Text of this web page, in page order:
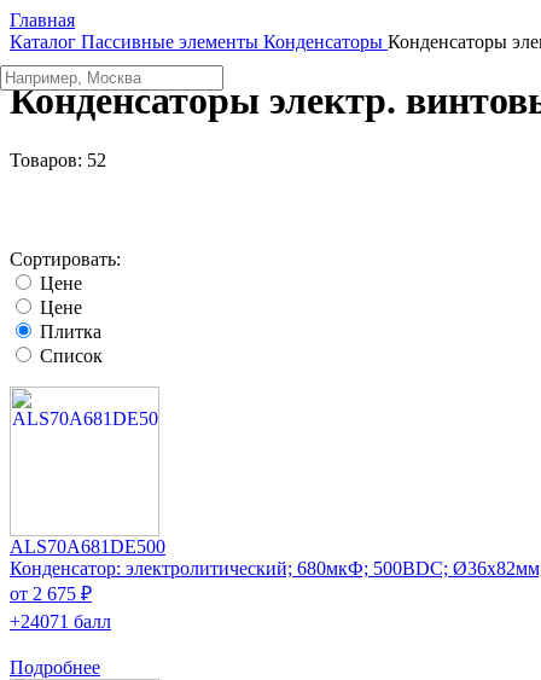
Главная
Каталог Пассивные элементы Конденсаторы Конденсаторы
Конденсаторы электр.
Товаров: 52
Сортировать:
Цене
Цене
Плитка
Список
ALS70A681DE500
Конденсатор: электролитический; 680мкФ; 500ВDC;
от 2 675 ₽
+24071 балл
Подробнее